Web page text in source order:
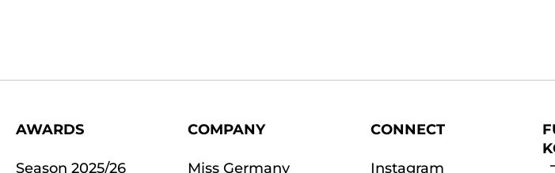
AWARDS
Season 2025/26
COMPANY
Miss Germany
CONNECT
Instagram